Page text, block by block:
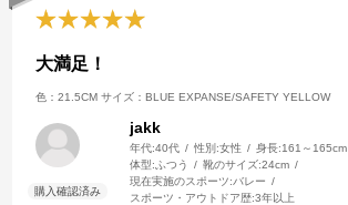
大満足！
色：21.5CM サイズ：BLUE EXPANSE/SAFETY YELLOW
jakk
年代:40代 性別:女性 身長:161～165cm
体型: ふつう 靴のサイズ:24cm
現在実施のスポーツ:バレー
スポーツ・アウトドア歴:3年以上